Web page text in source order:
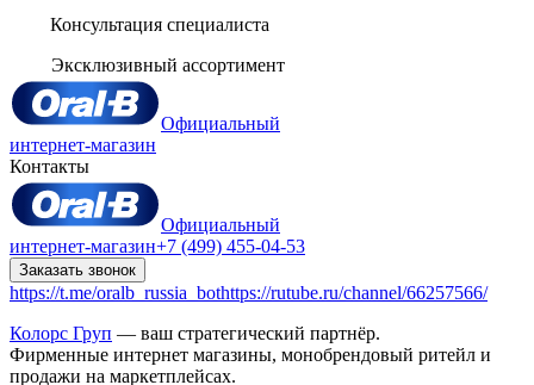
Консультация специалиста
Эксклюзивный ассортимент
Официальный
интернет-магазин
Контакты
Официальный
интернет-магазин+7 (499) 455-04-53
Заказать звонок
https://t.me/oralb_russia_bothttps://rutube.ru/channel/66257566/
Колорс Груп — ваш стратегический партнёр.
Фирменные интернет магазины, монобрендовый ритейл и
продажи на маркетплейсах.